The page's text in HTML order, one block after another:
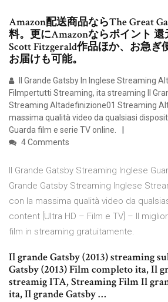
Amazon配送商品ならThe Great
料。更にAmazonならポイント 還
Scott Fitzgerald作品ほか、お急ぎ
お届けも可能。
Il Grande Gatsby In Inglese Streaming
Filmpertutti Streaming, ita streaming Il
Streaming Altadefinizione01 Streaming
massima qualità video da qualsiasi
Guarda film e serie TV online.
4 Comments
Il Grande Gatsby Streaming Inglese
Grande Gatsby Streaming Inglese
con la massima qualità video da
content [Ultra HD – Film e TV] – Il
film in streaming gratuitamente.
Il grande Gatsby (2013) streaming
Gatsby (2013) Film completo ita, Il
streamig ITA, Streaming Film Il
ita, Il grande Gatsby …